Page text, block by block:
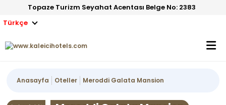
Topaze Turizm Seyahat Acentası Belge No: 2383
Türkçe
Anasayfa Oteller Meroddi Galata Mansion